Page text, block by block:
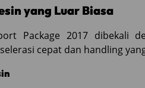
yang Luar Biasa
Package 2017 dibekali
cepat dan handling